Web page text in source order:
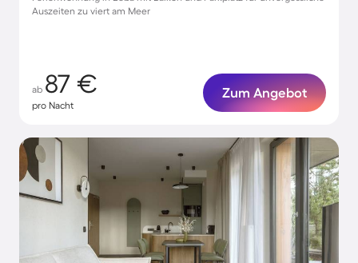
Auszeiten zu viert am Meer
ab 87 €
pro Nacht
Zum Angebot